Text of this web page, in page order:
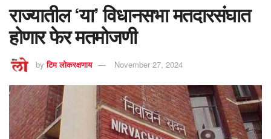
राज्यातील ‘या’ विधानसभा मतदारसंघात
होणार फेर मतमोजणी
by टिम लोकरक्षणाय November 27, 2024